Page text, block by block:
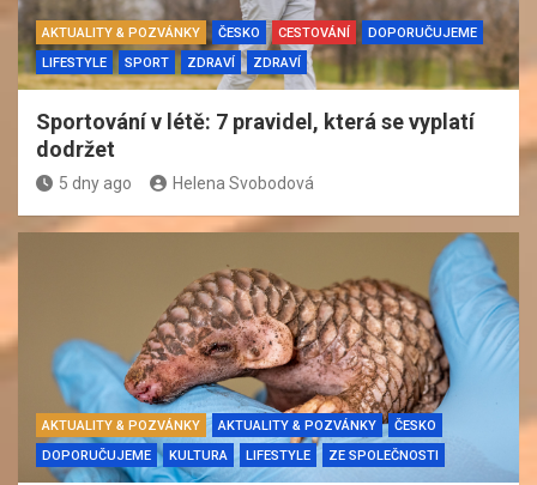
AKTUALITY & POZVÁNKY ČESKO CESTOVÁNÍ
DOPORUČUJEME
LIFESTYLE
SPORT ZDRAVÍ ZDRAVÍ
Sportování v létě: 7 pravidel, která se vyplatí
dodržet
5 dny ago Helena Svobodová
AKTUALITY & POZVÁNKY AKTUALITY & POZVÁNKY
ČESKO
DOPORUČUJEME
KULTURA LIFESTYLE ZE SPOLEČNOSTI